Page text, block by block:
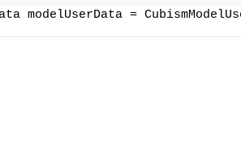
modelUserData =